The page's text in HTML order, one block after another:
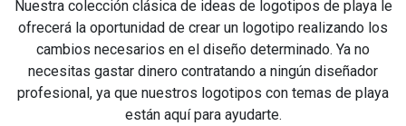
Nuestra colección clásica de ideas de logotipos de playa le
ofrecerá la oportunidad de crear un logotipo realizando los
cambios necesarios en el diseño determinado. Ya no
necesitas gastar dinero contratando a ningún diseñador
profesional, ya que nuestros logotipos con temas de playa
están aquí para ayudarte.